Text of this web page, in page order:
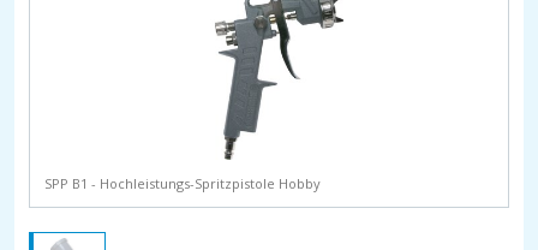
SPP B1 - Hochleistungs-Spritzpistole Hobby